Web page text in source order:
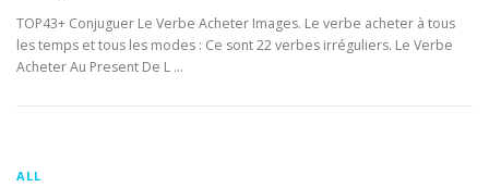
TOP43+ Conjuguer Le Verbe Acheter Images. Le verbe acheter à tous
les temps et tous les modes : Ce sont 22 verbes irréguliers. Le Verbe
Acheter Au Present De L …
ALL